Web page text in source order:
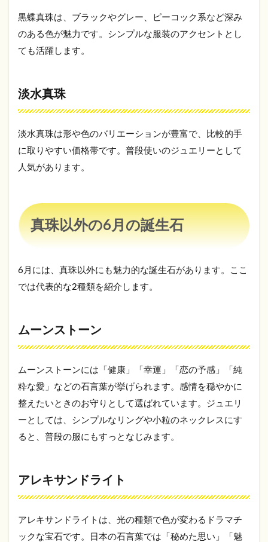
黒蝶真珠は、ブラックやグレー、ピーコック系など深み
のある色が魅力です。シンプルな服装のアクセントとし
ても活躍します。
淡水真珠
淡水真珠は形や色のバリエーションが豊富で、比較的手
に取りやすい価格帯です。普段使いのジュエリーとして
人気があります。
真珠以外の6月の誕生石
6月には、真珠以外にも魅力的な誕生石があります。ここ
では代表的な2種類を紹介します。
ムーンストーン
ムーンストーンには「健康」「幸運」「恋の予感」「純
粋な愛」などの石言葉が挙げられます。感情を穏やかに
整えたいときのお守りとして選ばれています。ジュエリ
ーとしては、シンプルなリングや小粒のネックレスにす
ると、普段の服にもすっとなじみます。
アレキサンドライト
アレキサンドライトは、光の種類で色が変わるドラマチ
ックな宝石です。日本の石言葉では「秘めた思い」「魅